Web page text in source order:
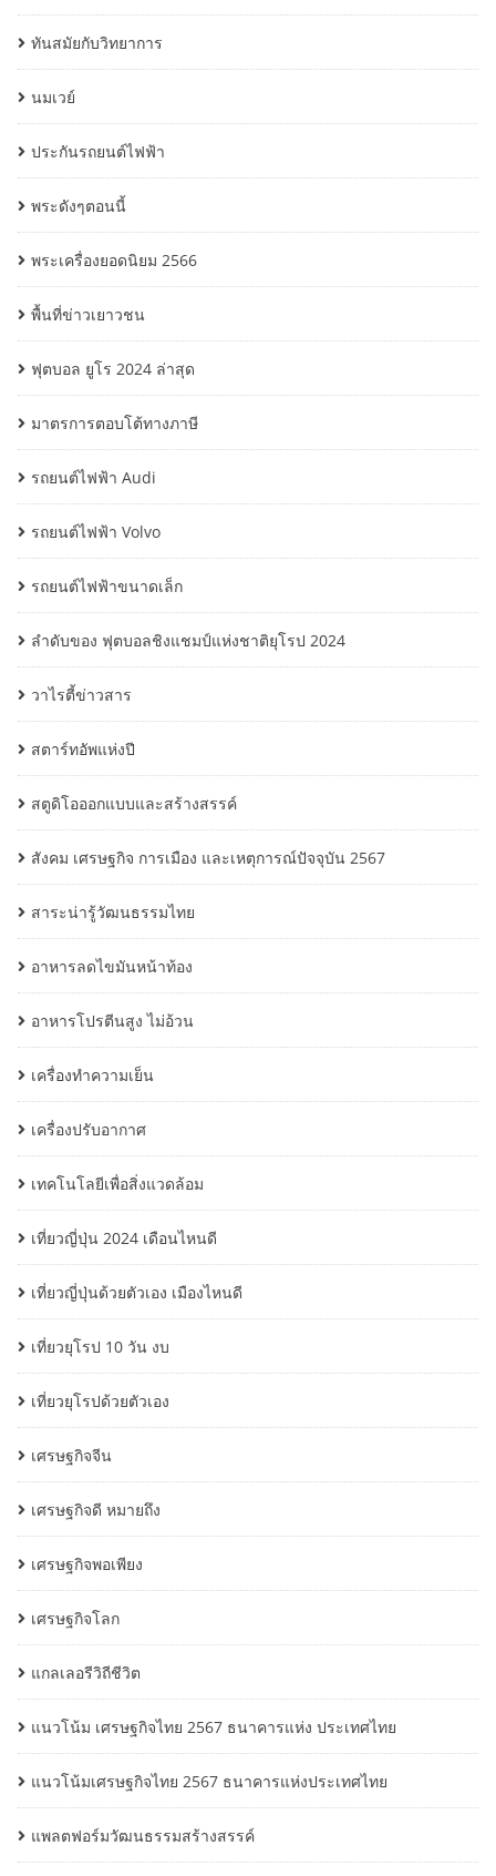
ทันสมัยกับวิทยาการ
นมเวย์
ประกันรถยนต์ไฟฟ้า
พระดังๆตอนนี้
พระเครื่องยอดนิยม 2566
พื้นที่ข่าวเยาวชน
ฟุตบอล ยูโร 2024 ล่าสุด
มาตรการตอบโต้ทางภาษี
รถยนต์ไฟฟ้า Audi
รถยนต์ไฟฟ้า Volvo
รถยนต์ไฟฟ้าขนาดเล็ก
ลำดับของ ฟุตบอลชิงแชมป์แห่งชาติยุโรป 2024
วาไรตี้ข่าวสาร
สตาร์ทอัพแห่งปี
สตูดิโอออกแบบและสร้างสรรค์
สังคม เศรษฐกิจ การเมือง และเหตุการณ์ปัจจุบัน 2567
สาระน่ารู้วัฒนธรรมไทย
อาหารลดไขมันหน้าท้อง
อาหารโปรตีนสูง ไม่อ้วน
เครื่องทำความเย็น
เครื่องปรับอากาศ
เทคโนโลยีเพื่อสิ่งแวดล้อม
เที่ยวญี่ปุ่น 2024 เดือนไหนดี
เที่ยวญี่ปุ่นด้วยตัวเอง เมืองไหนดี
เที่ยวยุโรป 10 วัน งบ
เที่ยวยุโรปด้วยตัวเอง
เศรษฐกิจจีน
เศรษฐกิจดี หมายถึง
เศรษฐกิจพอเพียง
เศรษฐกิจโลก
แกลเลอรีวิถีชีวิต
แนวโน้ม เศรษฐกิจไทย 2567 ธนาคารแห่ง ประเทศไทย
แนวโน้มเศรษฐกิจไทย 2567 ธนาคารแห่งประเทศไทย
แพลตฟอร์มวัฒนธรรมสร้างสรรค์